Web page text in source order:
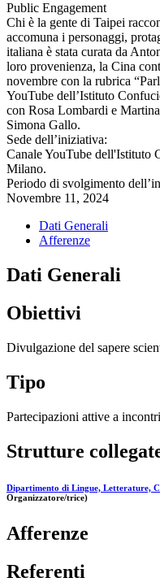
Public Engagement
Chi è la gente di Taipei
accomuna i personaggi,
italiana è stata curata da
loro provenienza, la Cina
novembre con la rubrica
YouTube dell’Istituto
con Rosa Lombardi e
Simona Gallo.
Sede dell’iniziativa:
Canale YouTube dell'Istituto
Milano.
Periodo di svolgimento
Novembre 11, 2024
Dati Generali
Afferenze
Dati Generali
Obiettivi
Divulgazione del sapere
Tipo
Partecipazioni attive a
Strutture
Dipartimento di Lingue, Letterature,
Organizzatore/trice)
Afferenze
Referenti